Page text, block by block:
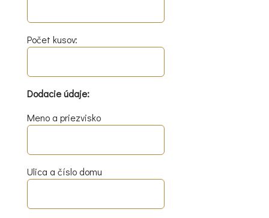
Počet kusov:
Dodacie údaje:
Meno a priezvisko
Ulica a číslo domu